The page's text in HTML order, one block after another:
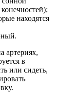
находятся
артериях,
в
или сидеть,